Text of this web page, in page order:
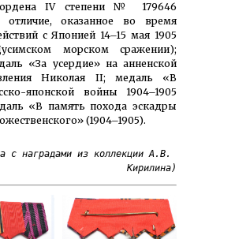
IV степени № 179646
отличие, оказанное во время
с Японией 14–15 мая 1905
морском сражении);
«За усердие» на анненской
Николая II; медаль «В
японской войны 1904–1905
«В память похода эскадры
(1904–1905).
с наградами из коллекции А.В.
Кирилина)